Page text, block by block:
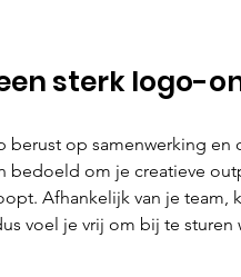
sterk logo-
berust op samenwerking en
bedoeld om je creatieve
Afhankelijk van je team,
voel je vrij om bij te sturen